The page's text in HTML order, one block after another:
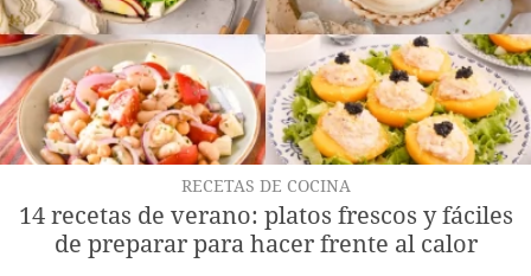
RECETAS DE COCINA
14 recetas de verano: platos frescos y fáciles
de preparar para hacer frente al calor